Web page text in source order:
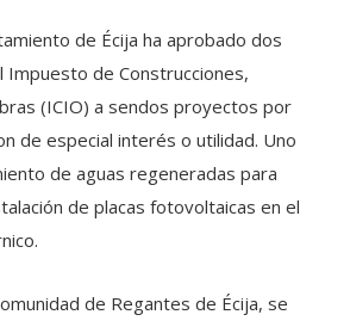
de Écija ha aprobado dos
Impuesto de Construcciones,
(ICIO) a sendos proyectos por
de especial interés o utilidad. Uno
de aguas regeneradas para
de placas fotovoltaicas en el
de Regantes de Écija, se